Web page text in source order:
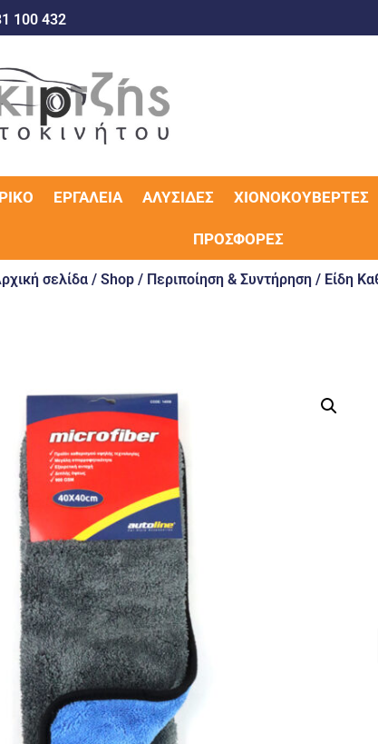
100 432
ΕΡΓΑΛΕΊΑ ΑΛΥΣΊΔΕΣ ΧΙΟΝΟΚΟΥΒΈΡΤΕΣ
ΠΡΟΣΦΟΡΈΣ
σελίδα/ Shop/ Περιποίηση & Συντήρηση/ Είδη